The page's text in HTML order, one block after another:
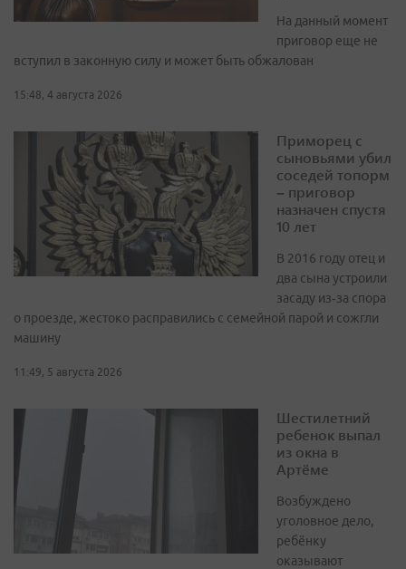
На данный момент
приговор еще не
вступил в законную силу и может быть обжалован
15:48, 4 августа 2026
Приморец с
сыновьями убил
соседей топорм
– приговор
назначен спустя
10 лет
В 2016 году отец и
два сына устроили
засаду из‑за спора
о проезде, жестоко расправились с семейной парой и сожгли
машину
11:49, 5 августа 2026
Шестилетний
ребенок выпал
из окна в
Артёме
Возбуждено
уголовное дело,
ребёнку
оказывают